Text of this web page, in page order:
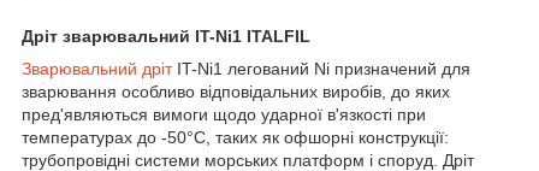
Дріт зварювальний IT-Ni1 ITALFIL
Зварювальний дрітIT-Ni1 легований Ni призначений для
зварювання особливо відповідальних виробів, до яких
пред'являються вимоги щодо ударної в'язкості при
температурах до -50°С, таких як офшорні конструкції:
трубопровідні системи морських платформ і споруд. Дріт